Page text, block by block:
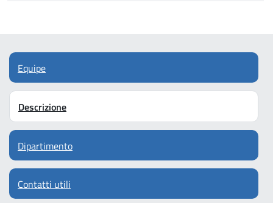
Equipe
Descrizione
Dipartimento
Contatti utili